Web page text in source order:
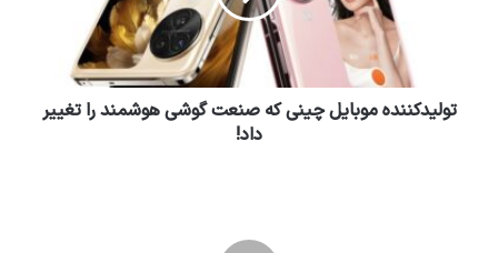
تولیدکننده موبایل چینی که صنعت گوشی هوشمند را تغییر
داد!